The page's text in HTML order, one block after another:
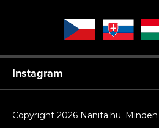
Instagram
Copyright 2026 Nanita.hu.